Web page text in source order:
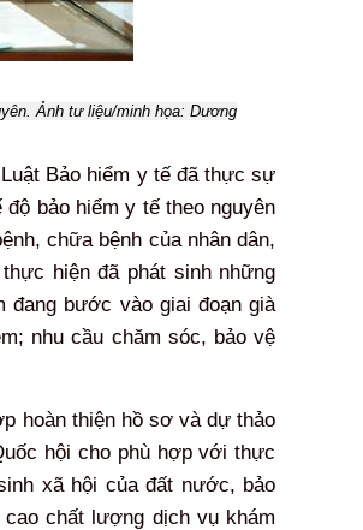
Ảnh tư liệu/minh họa: Dương
Bảo hiểm y tế đã thực sự
bảo hiểm y tế theo nguyên
chữa bệnh của nhân dân,
hiện đã phát sinh những
đang bước vào giai đoạn già
nhu cầu chăm sóc, bảo vệ
hoàn thiện hồ sơ và dự thảo
hội cho phù hợp với thực
xã hội của đất nước, bảo
chất lượng dịch vụ khám